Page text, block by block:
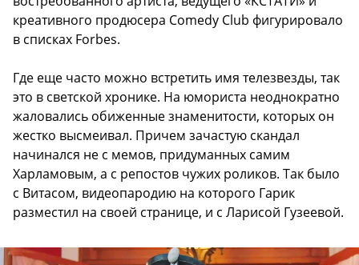
креативного продюсера Comedy Club фигурировало
в списках Forbes.
Где еще часто можно встретить имя телезвезды, так
это в светской хронике. На юмориста неоднократно
жаловались обиженные знаменитости, которых он
жестко высмеивал. Причем зачастую скандал
начинался не с мемов, придуманных самим
Харламовым, а с репостов чужих роликов. Так было
с Витасом, видеопародию на которого Гарик
разместил на своей странице, и с Ларисой Гузеевой.